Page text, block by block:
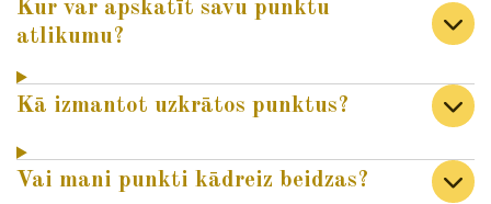
Kur var apskatīt savu punktu
atlikumu?
Kā izmantot uzkrātos punktus?
Vai mani punkti kādreiz beidzas?